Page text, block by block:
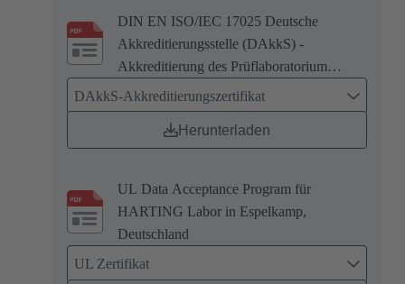
DIN EN ISO/IEC 17025 Deutsche
Akkreditierungsstelle (DAkkS) -
Akkreditierung des Prüflaboratorium
HARTING Stiftung
DAkkS-Akkreditierungszertifikat
Herunterladen
UL Data Acceptance Program für
HARTING Labor in Espelkamp,
Deutschland
UL Zertifikat